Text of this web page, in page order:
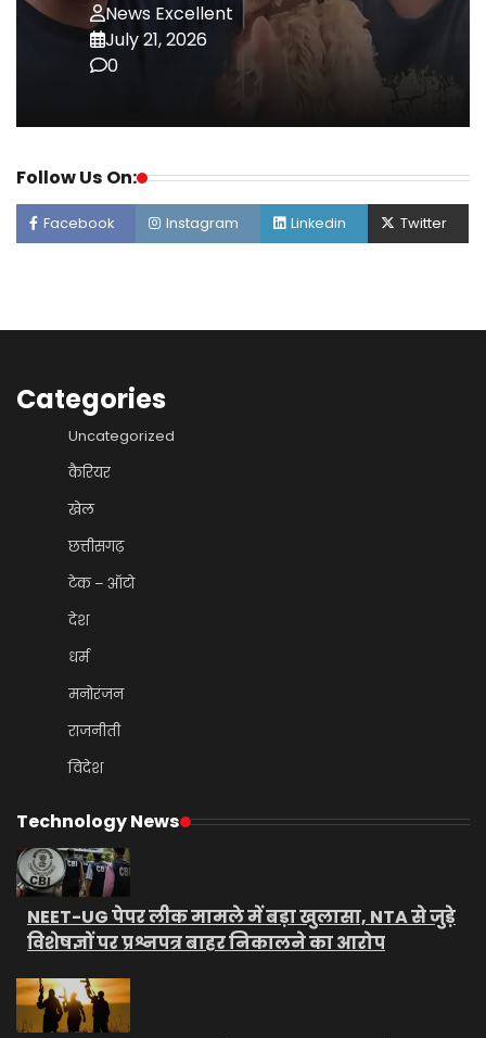
News Excellent
July 21, 2026
0
Follow Us On:
Facebook Instagram Linkedin Twitter
Categories
Uncategorized
कैरियर
खेल
छत्तीसगढ़
टेक – ऑटो
देश
धर्म
मनोरंजन
राजनीती
विदेश
Technology News
NEET-UG पेपर लीक मामले में बड़ा खुलासा, NTA से जुड़े
विशेषज्ञों पर प्रश्नपत्र बाहर निकालने का आरोप